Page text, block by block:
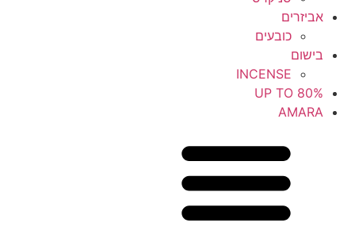
אביזרים
כובעים
בישום
INCENSE
UP TO 80%
AMARA